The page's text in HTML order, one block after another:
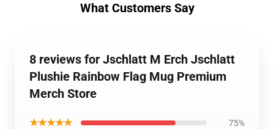
What Customers Say
8 reviews for Jschlatt M Erch Jschlatt
Plushie Rainbow Flag Mug Premium
Merch Store
★★★★★ 75%